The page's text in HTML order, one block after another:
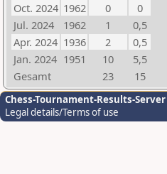
Oct. 2024 1962 0
0
Jul. 2024
1962 1
0,5
Apr. 2024 1936 2
0,5
Jan. 2024 1951 10
5,5
Gesamt
23 15
Chess-Tournament-Results-Server
Legal details/Terms of use